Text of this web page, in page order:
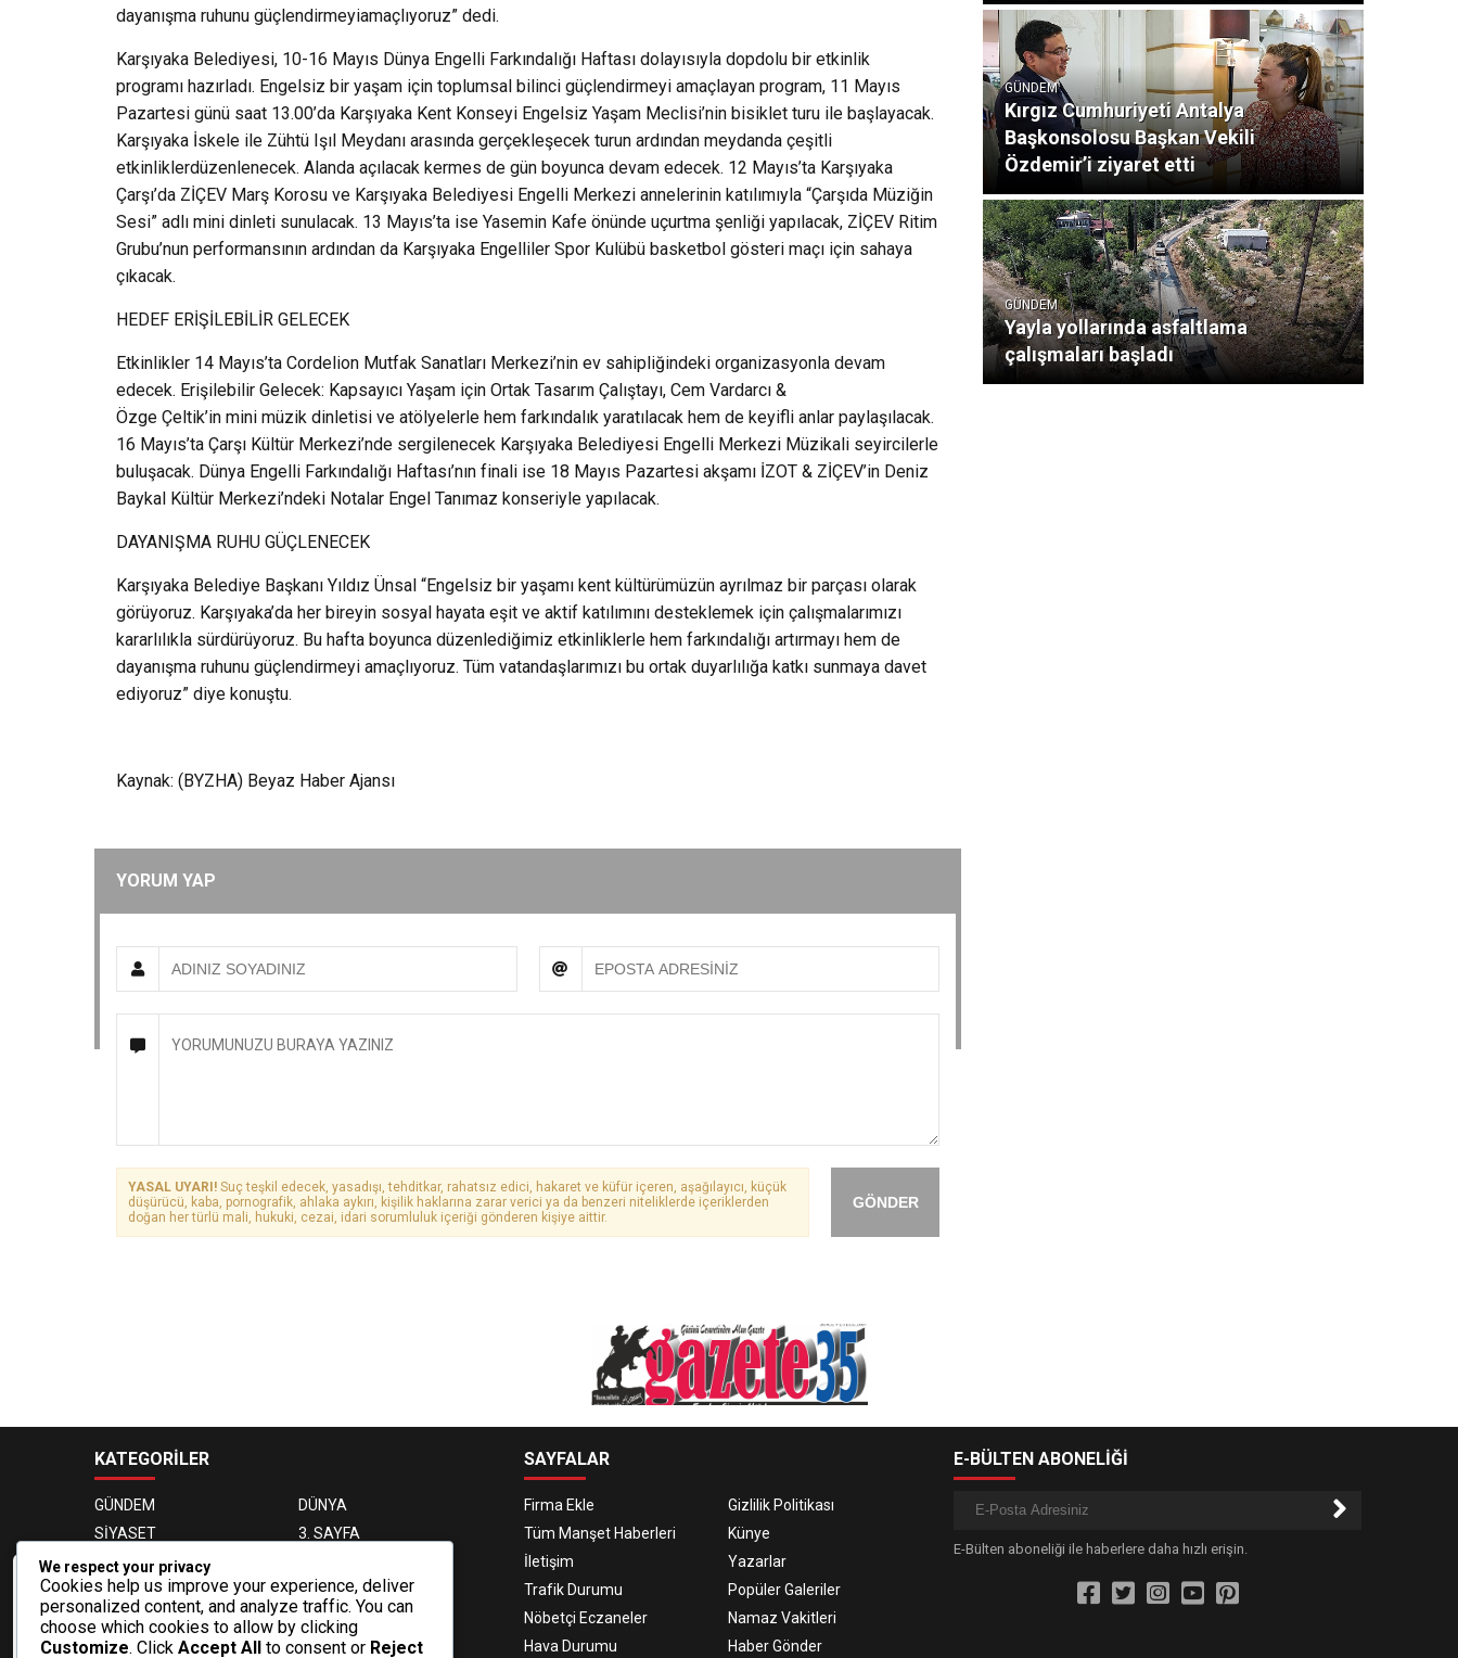
Veri politikasındaki amaçlarla sınırlı ve
mevzuata uygun şekilde çerez
konumlandırmaktayız. Detaylar için veri
politikamızı inceleyebilirsiniz.
dayanışma ruhunu güçlendirmeyiamaçlıyoruz” dedi.
Karşıyaka Belediyesi, 10-16 Mayıs Dünya Engelli Farkındalığı Haftası dolayısıyla dopdolu bir etkinlik
programı hazırladı. Engelsiz bir yaşam için toplumsal bilinci güçlendirmeyi amaçlayan program, 11 Mayıs
Pazartesi günü saat 13.00’da Karşıyaka Kent Konseyi Engelsiz Yaşam Meclisi’nin bisiklet turu ile başlayacak.
Karşıyaka İskele ile Zühtü Işıl Meydanı arasında gerçekleşecek turun ardından meydanda çeşitli
etkinliklerdüzenlenecek. Alanda açılacak kermes de gün boyunca devam edecek. 12 Mayıs’ta Karşıyaka
Çarşı’da ZİÇEV Marş Korosu ve Karşıyaka Belediyesi Engelli Merkezi annelerinin katılımıyla “Çarşıda Müziğin
Sesi” adlı mini dinleti sunulacak. 13 Mayıs’ta ise Yasemin Kafe önünde uçurtma şenliği yapılacak, ZİÇEV Ritim
Grubu’nun performansının ardından da Karşıyaka Engelliler Spor Kulübü basketbol gösteri maçı için sahaya
çıkacak.
HEDEF ERİŞİLEBİLİR GELECEK
Etkinlikler 14 Mayıs’ta Cordelion Mutfak Sanatları Merkezi’nin ev sahipliğindeki organizasyonla devam
edecek. Erişilebilir Gelecek: Kapsayıcı Yaşam için Ortak Tasarım Çalıştayı, Cem Vardarcı &
Özge Çeltik’in mini müzik dinletisi ve atölyelerle hem farkındalık yaratılacak hem de keyifli anlar paylaşılacak.
16 Mayıs’ta Çarşı Kültür Merkezi’nde sergilenecek Karşıyaka Belediyesi Engelli Merkezi Müzikali seyircilerle
buluşacak. Dünya Engelli Farkındalığı Haftası’nın finali ise 18 Mayıs Pazartesi akşamı İZOT & ZİÇEV’in Deniz
Baykal Kültür Merkezi’ndeki Notalar Engel Tanımaz konseriyle yapılacak.
DAYANIŞMA RUHU GÜÇLENECEK
Karşıyaka Belediye Başkanı Yıldız Ünsal “Engelsiz bir yaşamı kent kültürümüzün ayrılmaz bir parçası olarak
görüyoruz. Karşıyaka’da her bireyin sosyal hayata eşit ve aktif katılımını desteklemek için çalışmalarımızı
kararlılıkla sürdürüyoruz. Bu hafta boyunca düzenlediğimiz etkinliklerle hem farkındalığı artırmayı hem de
dayanışma ruhunu güçlendirmeyi amaçlıyoruz. Tüm vatandaşlarımızı bu ortak duyarlılığa katkı sunmaya davet
ediyoruz” diye konuştu.
Kaynak: (BYZHA) Beyaz Haber Ajansı
YORUM YAP
GÖNDER
YASAL UYARI! Suç teşkil edecek, yasadışı, tehditkar, rahatsız edici, hakaret ve küfür içeren, aşağılayıcı, küçük
düşürücü, kaba, pornografik, ahlaka aykırı, kişilik haklarına zarar verici ya da benzeri niteliklerde içeriklerden
doğan her türlü mali, hukuki, cezai, idari sorumluluk içeriği gönderen kişiye aittir.
GÜNDEM
Kırgız Cumhuriyeti Antalya
Başkonsolosu Başkan Vekili
Özdemir’i ziyaret etti
GÜNDEM
Yayla yollarında asfaltlama
çalışmaları başladı
KATEGORİLER
GÜNDEM
DÜNYA
SİYASET
3. SAYFA
EKONOMİ
MAGAZİN
OTOMOBİL
SAĞLIK
SPOR
TEKNOLOJİ
VIDEO GALERİ
SAYFALAR
Firma Ekle
Gizlilik Politikası
Tüm Manşet Haberleri
Künye
İletişim
Yazarlar
Trafik Durumu
Popüler Galeriler
Nöbetçi Eczaneler
Namaz Vakitleri
Hava Durumu
Haber Gönder
E-BÜLTEN ABONELİĞİ
E-Bülten aboneliği ile haberlere daha hızlı erişin.
We respect your privacy
Cookies help us improve your experience, deliver
personalized content, and analyze traffic. You can
choose which cookies to allow by clicking
Customize. Click Accept All to consent or Reject